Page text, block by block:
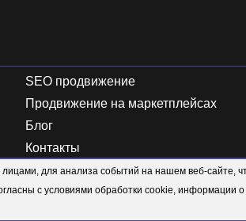
для анализа событий на нашем веб-сайте,
с условиями обработки cookie, информации о
SEO продвижение
Продвижение на маркетплейсах
Блог
Контакты
права защищены. Политика